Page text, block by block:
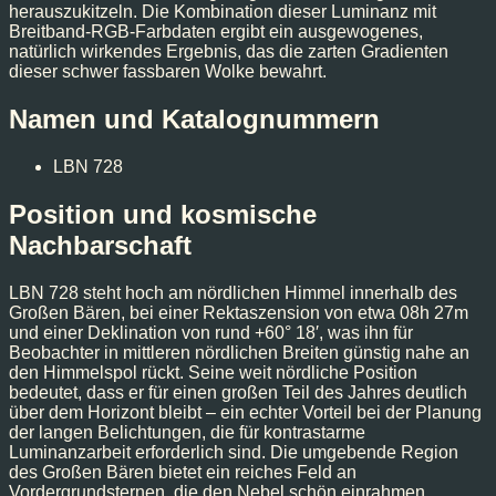
herauszukitzeln. Die Kombination dieser Luminanz mit
Breitband-RGB-Farbdaten ergibt ein ausgewogenes,
natürlich wirkendes Ergebnis, das die zarten Gradienten
dieser schwer fassbaren Wolke bewahrt.
Namen und Katalognummern
LBN 728
Position und kosmische
Nachbarschaft
LBN 728 steht hoch am nördlichen Himmel innerhalb des
Großen Bären, bei einer Rektaszension von etwa 08h 27m
und einer Deklination von rund +60° 18′, was ihn für
Beobachter in mittleren nördlichen Breiten günstig nahe an
den Himmelspol rückt. Seine weit nördliche Position
bedeutet, dass er für einen großen Teil des Jahres deutlich
über dem Horizont bleibt – ein echter Vorteil bei der Planung
der langen Belichtungen, die für kontrastarme
Luminanzarbeit erforderlich sind. Die umgebende Region
des Großen Bären bietet ein reiches Feld an
Vordergrundsternen, die den Nebel schön einrahmen,